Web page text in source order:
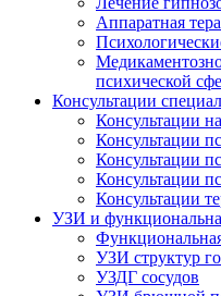
Аппаратная
психической
Консультации
Консультации
Консультации
Консультации
Консультации
Консультации
УЗИ и
УЗИ структур
УЗДГ сосудов